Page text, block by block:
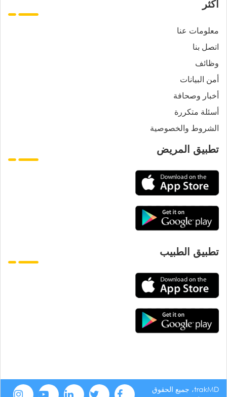
أكثر
معلومات عنا
اتصل بنا
وظائف
أمن البيانات
أخبار وصحافة
أسئلة متكررة
الشروط والخصوصية
تطبيق المريض
تطبيق الطبيب
trakMD، جميع الحقوق